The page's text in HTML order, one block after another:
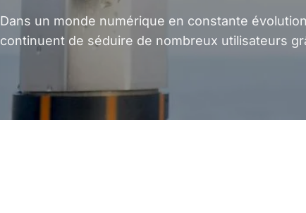
Dans un monde numérique en constante
continuent de séduire de nombreux utilisateurs